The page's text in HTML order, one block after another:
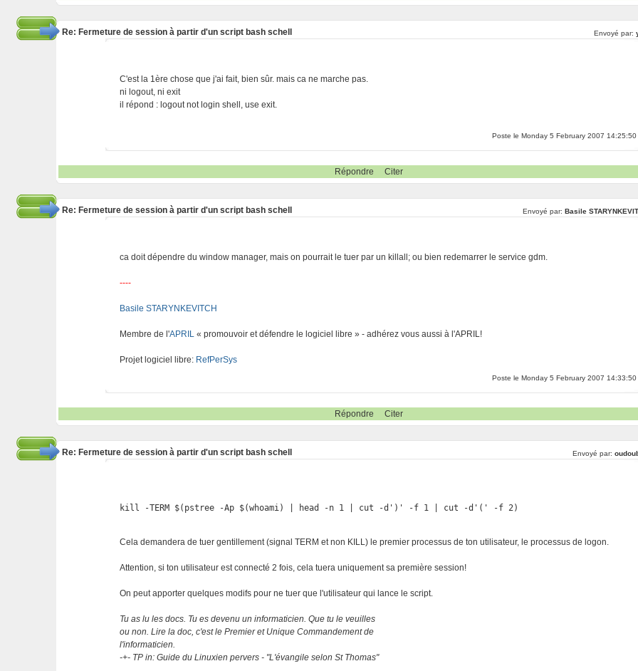
Re: Fermeture de session à partir d'un script bash schell Envoyé par:
C'est la 1ère chose que j'ai fait, bien sûr. mais ca ne marche pas.
ni logout, ni exit
il répond : logout not login shell, use exit.
Poste le Monday 5 February 2007 14:25:50
Répondre Citer
Re: Fermeture de session à partir d'un script bash schell Envoyé par: Basile
ca doit dépendre du window manager, mais on pourrait le tuer par un killall; ou bien redemarrer le service gdm.
----
Basile STARYNKEVITCH
Membre de l'APRIL « promouvoir et défendre le logiciel libre » - adhérez vous aussi à l'APRIL!
Projet logiciel libre: RefPerSys
Poste le Monday 5 February 2007 14:33:50
Répondre Citer
Re: Fermeture de session à partir d'un script bash schell Envoyé par:
kill -TERM $(pstree -Ap $(whoami) | head -n 1 | cut -d')' -f 1 | cut -d'(' -f 2)
Cela demandera de tuer gentillement (signal TERM et non KILL) le premier processus de ton utilisateur, le processus de logon.
Attention, si ton utilisateur est connecté 2 fois, cela tuera uniquement sa première session!
On peut apporter quelques modifs pour ne tuer que l'utilisateur qui lance le script.
Tu as lu les docs. Tu es devenu un informaticien. Que tu le veuilles
ou non. Lire la doc, c'est le Premier et Unique Commandement de
l'informaticien.
-+- TP in: Guide du Linuxien pervers - "L'évangile selon St Thomas"